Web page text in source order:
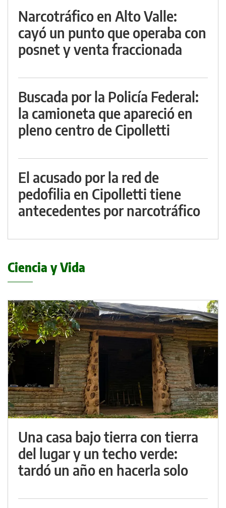
Narcotráfico en Alto Valle:
cayó un punto que operaba con
posnet y venta fraccionada
Buscada por la Policía Federal:
la camioneta que apareció en
pleno centro de Cipolletti
El acusado por la red de
pedofilia en Cipolletti tiene
antecedentes por narcotráfico
Ciencia y Vida
Una casa bajo tierra con tierra
del lugar y un techo verde:
tardó un año en hacerla solo